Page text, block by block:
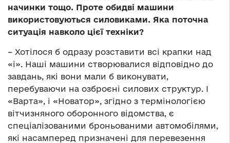
начинки тощо. Проте обидві машини
використовуються силовиками. Яка поточна
ситуація навколо цієї техніки?
– Хотілося б одразу розставити всі крапки над
«і». Наші машини створювалися відповідно до
завдань, які вони мали б виконувати,
перебуваючи на озброєні силових структур. І
«Варта», і «Новатор», згідно з термінологією
вітчизняного оборонного відомства, є
спеціалізованими броньованими автомобілями,
які насамперед призначені для перевезення